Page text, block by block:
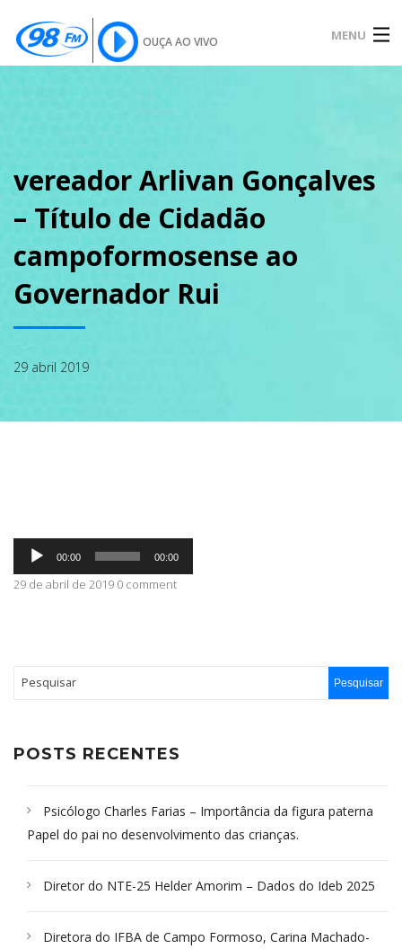
OUÇA AO VIVO MENU
PODCAST
GALERIA
vereador Arlivan Gonçalves
– Título de Cidadão
campoformosense ao
Governador Rui
29 abril 2019
Tocador
áudio
00:00 00:00
29 de abril de 2019 0 comment
POSTS RECENTES
Psicólogo Charles Farias – Importância da figura paterna
Papel do pai no desenvolvimento das crianças.
Diretor do NTE-25 Helder Amorim – Dados do Ideb 2025
Diretora do IFBA de Campo Formoso, Carina Machado-